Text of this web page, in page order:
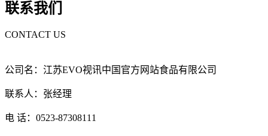
联系我们
CONTACT US
公司名：江苏EVO视讯中国官方网站食品有限公司
联系人：张经理
电 话：0523-87308111